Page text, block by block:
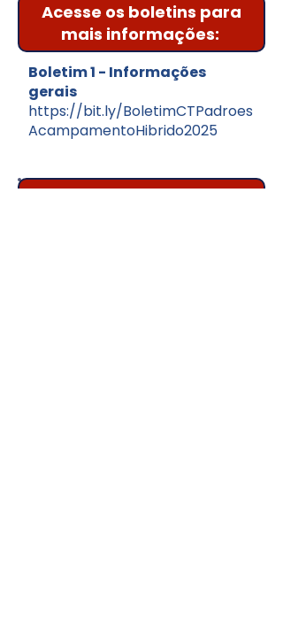
Acesse os boletins para
mais informações:
Boletim 1 - Informações
gerais
https://bit.ly/BoletimCTPadroes
AcampamentoHibrido2025